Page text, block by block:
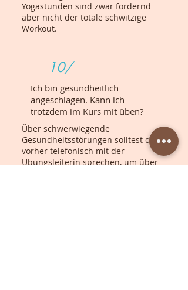
Yogastunden sind zwar fordernd
aber nicht der totale schwitzige
Workout.
10/
Ich bin gesundheitlich
angeschlagen. Kann ich
trotzdem im Kurs mit üben?
Über schwerwiegende
Gesundheitsstörungen solltest du
vorher telefonisch mit der
Übungsleiterin sprechen, um über